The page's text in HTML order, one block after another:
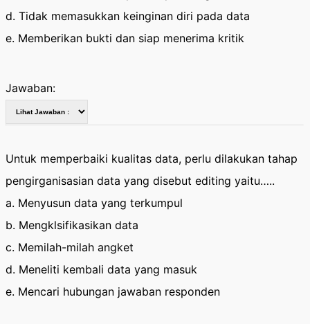
d. Tidak memasukkan keinginan diri pada data
e. Memberikan bukti dan siap menerima kritik
Jawaban:
Untuk memperbaiki kualitas data, perlu dilakukan tahap
pengirganisasian data yang disebut editing yaitu…..
a. Menyusun data yang terkumpul
b. Mengklsifikasikan data
c. Memilah-milah angket
d. Meneliti kembali data yang masuk
e. Mencari hubungan jawaban responden